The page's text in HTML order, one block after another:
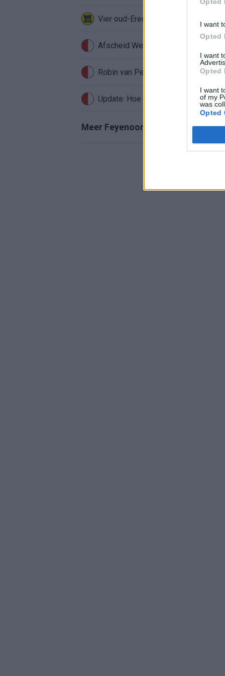
I want
Opted
I want
Opted
I want
of my
was
Opted
Vier oud-Eredivisionisten kunnen
Afscheid Wellenreuther roept
Robin van Persie zwijgt al veertig
Update: Hoe gaat het nu met
Meer Feyenoord-nieuws